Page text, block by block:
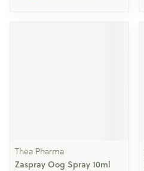
Thea Pharma
Zaspray Oog Spray 10ml